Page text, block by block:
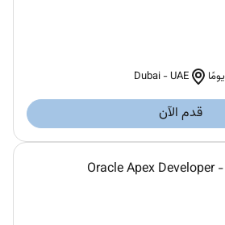
Dubai -UAE
قدم الآن
Oracle Apex Developer